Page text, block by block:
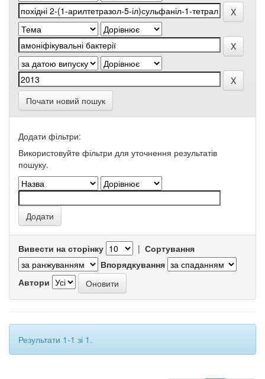
Почати новий пошук
Додати фільтри:
Використовуйте фільтри для уточнення результатів
пошуку.
Вивести на сторінку | Сортування
Впорядкування
Автори
Результати 1-1 зі 1.